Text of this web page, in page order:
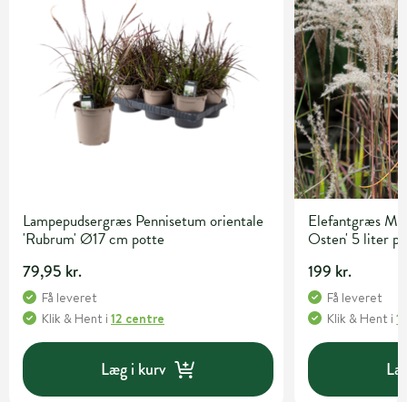
Lampepudsergræs Pennisetum orientale
'Rubrum' Ø17 cm potte
79,95 kr.
Få leveret
Klik & Hent i 12 centre
Læg i kurv
Elefantgræs
Osten' 5 liter
199 kr.
Få leveret
Klik & Hent i